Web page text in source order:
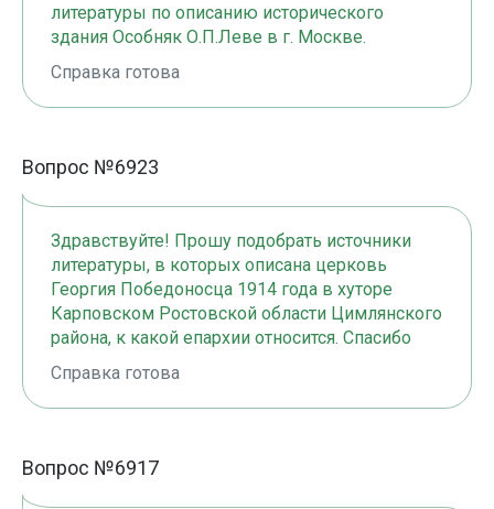
литературы по описанию исторического
здания Особняк О.П.Леве в г. Москве.
Справка готова
Вопрос №6923
Здравствуйте! Прошу подобрать источники
литературы, в которых описана церковь
Георгия Победоносца 1914 года в хуторе
Карповском Ростовской области Цимлянского
района, к какой епархии относится. Спасибо
Справка готова
Вопрос №6917